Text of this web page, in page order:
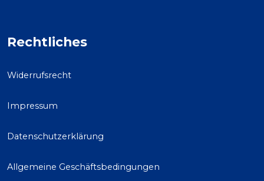
Rechtliches
Widerrufsrecht
Impressum
Datenschutzerklärung
Allgemeine Geschäftsbedingungen